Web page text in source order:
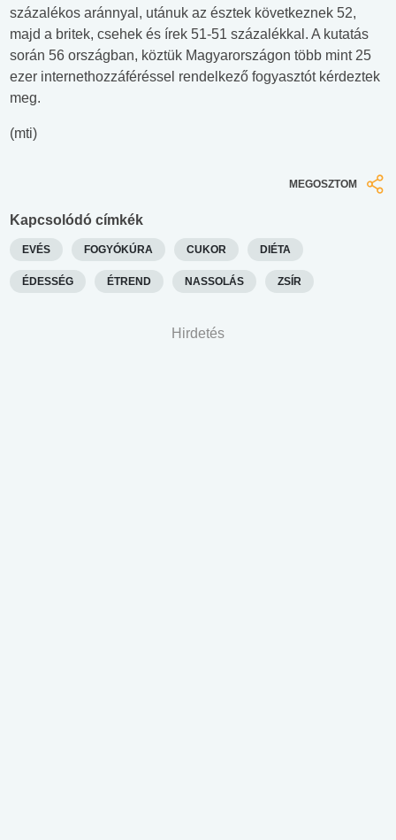
százalékos aránnyal, utánuk az észtek következnek 52,
majd a britek, csehek és írek 51-51 százalékkal. A kutatás
során 56 országban, köztük Magyarországon több mint 25
ezer internethozzáféréssel rendelkező fogyasztót kérdeztek
meg.
(mti)
MEGOSZTOM
Kapcsolódó címkék
EVÉS FOGYÓKÚRA CUKOR DIÉTA
ÉDESSÉG ÉTREND NASSOLÁS ZSÍR
Hirdetés